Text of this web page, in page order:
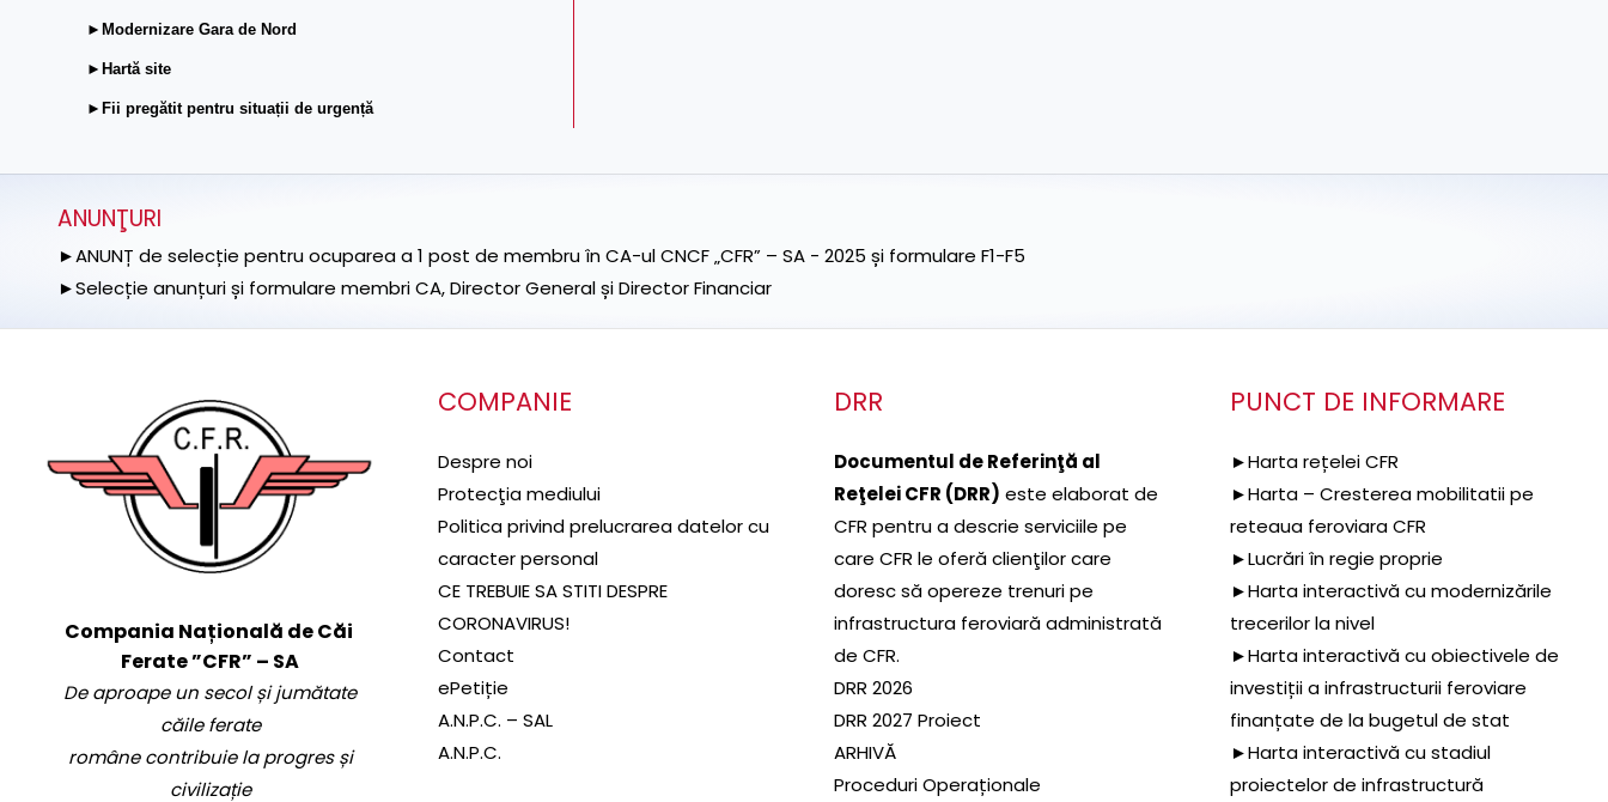
►Modernizare Gara de Nord
►Hartă site
►Fii pregătit pentru situații de urgență
ANUNŢURI
►ANUNȚ de selecție pentru ocuparea a 1 post de membru în CA-ul CNCF „CFR” – SA - 2025 și formulare F1-F5
►Selecție anunțuri și formulare membri CA, Director General și Director Financiar
Compania Națională de Căi
Ferate ”CFR” – SA
De aproape un secol și jumătate
căile ferate
române contribuie la progres și
civilizație
COMPANIE
Despre noi
Protecţia mediului
Politica privind prelucrarea datelor cu
caracter personal
CE TREBUIE SA STITI DESPRE
CORONAVIRUS!
Contact
ePetiție
A.N.P.C. – SAL
A.N.P.C.
DRR
Documentul de Referinţă al
Reţelei CFR (DRR) este elaborat de
CFR pentru a descrie serviciile pe
care CFR le oferă clienţilor care
doresc să opereze trenuri pe
infrastructura feroviară administrată
de CFR.
DRR 2026
DRR 2027 Proiect
ARHIVĂ
Proceduri Operaționale
PUNCT DE INFORMARE
►Harta rețelei CFR
►Harta – Cresterea mobilitatii pe
reteaua feroviara CFR
►Lucrări în regie proprie
►Harta interactivă cu modernizările
trecerilor la nivel
►Harta interactivă cu obiectivele de
investiții a infrastructurii feroviare
finanțate de la bugetul de stat
►Harta interactivă cu stadiul
proiectelor de infrastructură